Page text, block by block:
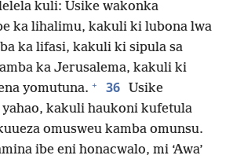
kuli: Usike wakonka
ka lihalimu, kakuli ki lubona lwa
ka lifasi, kakuli ki sipula sa
ka Jerusalema, kakuli ki
yomutuna. + 36
Usike
kakuli haukoni kufetula
omusweu kamba omunsu.
ibe eni honacwalo, mi ‘Awa’